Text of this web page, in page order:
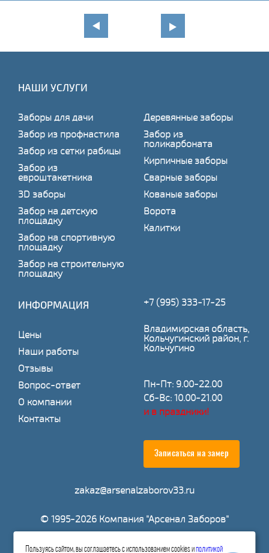
НАШИ УСЛУГИ
Заборы для дачи
Забор из профнастила
Забор из сетки рабицы
Забор из
евроштакетника
3D заборы
Забор на детскую
площадку
Забор на спортивную
площадку
Забор на строительную
площадку
Деревянные заборы
Забор из
поликарбоната
Кирпичные заборы
Сварные заборы
Кованые заборы
Ворота
Калитки
ИНФОРМАЦИЯ
Цены
Наши работы
Отзывы
Вопрос-ответ
О компании
Контакты
+7 (995) 333-17-25
Владимирская область,
Кольчугинский район, г.
Кольчугино
Пн-Пт: 9.00-22.00
Сб-Вс: 10.00-21.00
и в праздники!
Записаться на замер
zakaz@arsenalzaborov33.ru
© 1995-2026 Компания "Арсенал Заборов"
Расчитать стоимость
Пользуясь сайтом, вы соглашаетесь с использованием cookies иполитикой